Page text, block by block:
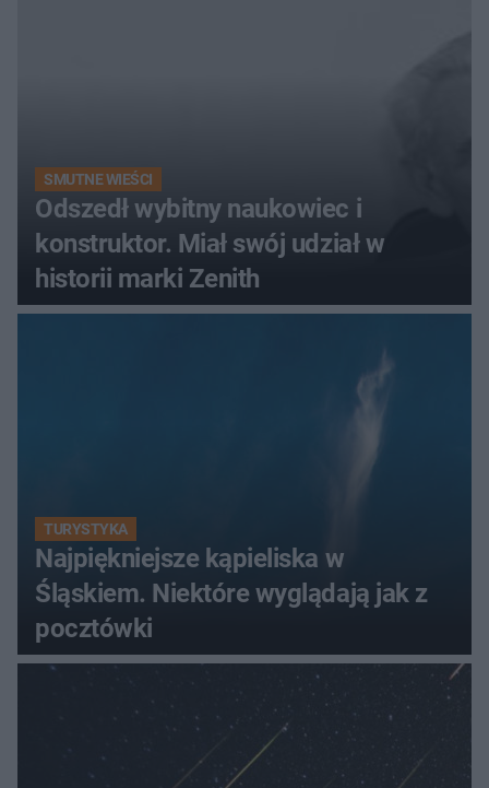
SMUTNE WIEŚCI
Odszedł wybitny naukowiec i
konstruktor. Miał swój udział w
historii marki Zenith
TURYSTYKA
Najpiękniejsze kąpieliska w
Śląskiem. Niektóre wyglądają jak z
pocztówki